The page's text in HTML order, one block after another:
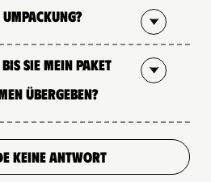
Sie mein Paket
übergeben?
KEINE ANTWORT